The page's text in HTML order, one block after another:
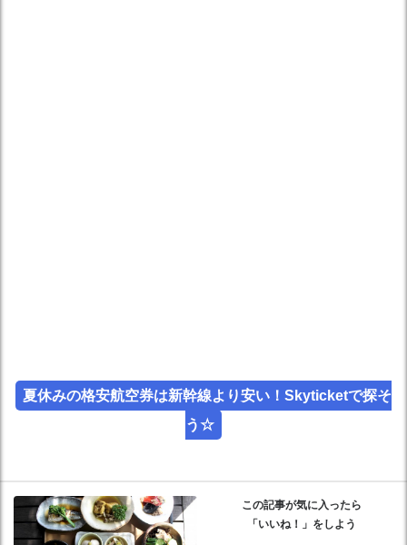
夏休みの格安航空券は新幹線より安い！Skyticketで探そ
う☆
この記事が気に入ったら
「いいね！」をしよう